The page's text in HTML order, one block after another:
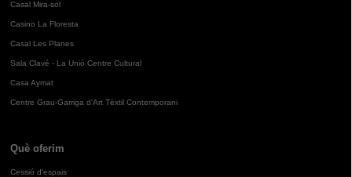
Casal Mira-sol
Casino La Floresta
Casal Les Planes
Sala Clavé - La Unió Centre Cultural
Casa Aymat
Centre Grau-Garriga d'Art Tèxtil Contemporani
Què oferim
Cessió d'espais